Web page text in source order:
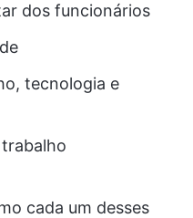
dos funcionários
tecnologia e
cada um desses